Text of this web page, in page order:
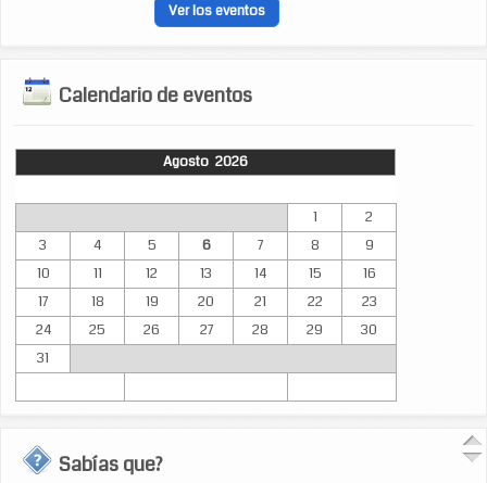
Ver los eventos
Calendario de eventos
Agosto 2026
1
2
3
4 5 6 7 8
9
10
11 12 13 14 15
16
17
18 19 20 21 22
23
24
25 26 27 28 29
30
31
Sabías que?